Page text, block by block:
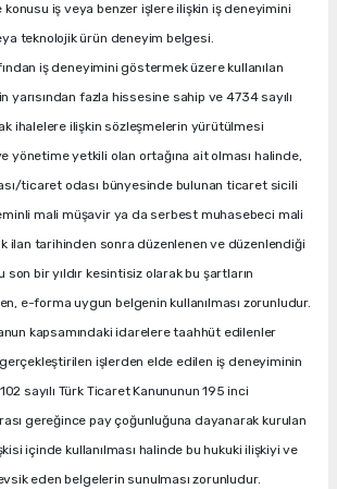
konusu iş veya benzer işlere ilişkin iş deneyimini
teknolojik ürün deneyim belgesi.
iş deneyimini göstermek üzere kullanılan
yarısından fazla hissesine sahip ve 4734 sayılı
ihalelere ilişkin sözleşmelerin yürütülmesi
yönetime yetkili olan ortağına ait olması halinde,
ticaret odası bünyesinde bulunan ticaret sicili
mali müşavir ya da serbest muhasebeci mali
ilan tarihinden sonra düzenlenen ve düzenlendiği
bir yıldır kesintisiz olarak bu şartların
e-forma uygun belgenin kullanılması zorunludur.
kapsamındaki idarelere taahhüt edilenler
gerçekleştirilen işlerden elde edilen iş deneyiminin
sayılı Türk Ticaret Kanununun 195 inci
gereğince pay çoğunluğuna dayanarak kurulan
içinde kullanılması halinde bu hukuki ilişkiyi ve
eden belgelerin sunulması zorunludur.